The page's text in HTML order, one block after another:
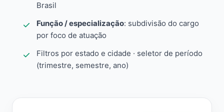
Brasil
Função / especialização: subdivisão do cargo
por foco de atuação
Filtros por estado e cidade · seletor de período
(trimestre, semestre, ano)